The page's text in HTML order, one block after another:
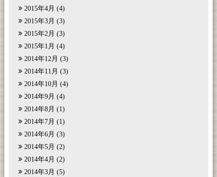
2015年4月 (4)
2015年3月 (3)
2015年2月 (3)
2015年1月 (4)
2014年12月 (3)
2014年11月 (3)
2014年10月 (4)
2014年9月 (4)
2014年8月 (1)
2014年7月 (1)
2014年6月 (3)
2014年5月 (2)
2014年4月 (2)
2014年3月 (5)